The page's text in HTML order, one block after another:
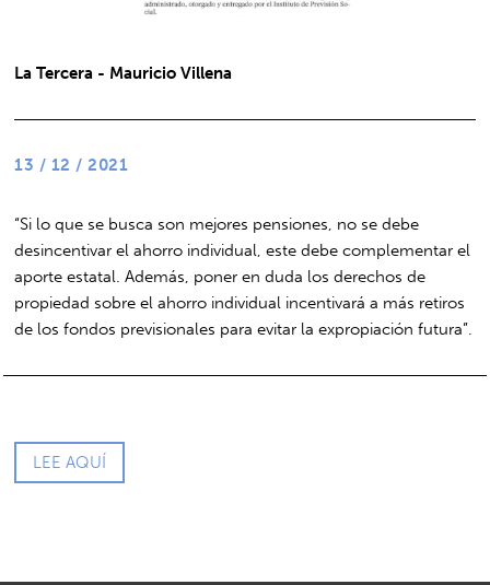
La Tercera - Mauricio Villena
13 / 12 / 2021
“Si lo que se busca son mejores pensiones, no se debe
desincentivar el ahorro individual, este debe complementar el
aporte estatal. Además, poner en duda los derechos de
propiedad sobre el ahorro individual incentivará a más retiros
de los fondos previsionales para evitar la expropiación futura”.
LEE AQUÍ